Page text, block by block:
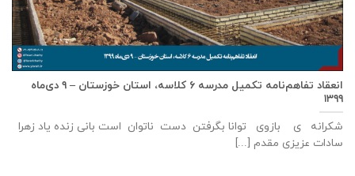
انعقاد تفاهم‌نامه تكميل مدرسه ٦ كلاسه، استان خوزستان – ۹ دی‌ماه
۱۳۹۹
شکرانه ی بازوی توانا بگرفتن دست ناتوان است بانی زنده ياد زهرا
سادات عزيزی مقدم [...]